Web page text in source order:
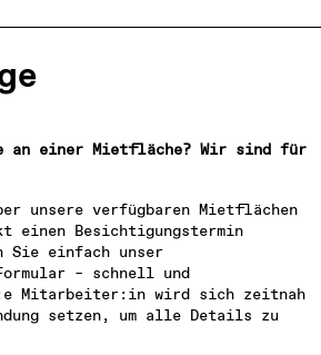
an einer Mietfläche? Wir sind für
unsere verfügbaren Mietflächen
einen Besichtigungstermin
Sie einfach unser
– schnell und
Mitarbeiter:in wird sich zeitnah
setzen, um alle Details zu